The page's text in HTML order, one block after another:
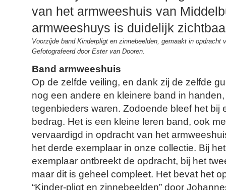
Voorzijde band Kinderpligt en zinnebeelden, gemaakt in opdracht
Gefotografeerd door Ester van Dooren
Band armweeshuis
Op de zelfde veiling, en dank zij de zelfde
nog een andere en kleinere band in
tegenbieders waren. Zodoende bleef het bij
bedrag. Het is een kleine leren band, ook
vervaardigd in opdracht van het
het derde exemplaar in onze collectie. Bij
exemplaar ontbreekt de opdracht, bij het
maar dit is geheel compleet. Het bevat het
“Kinder-pligt en zinnebeelden” door